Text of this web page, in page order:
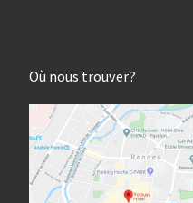
Où nous trouver?